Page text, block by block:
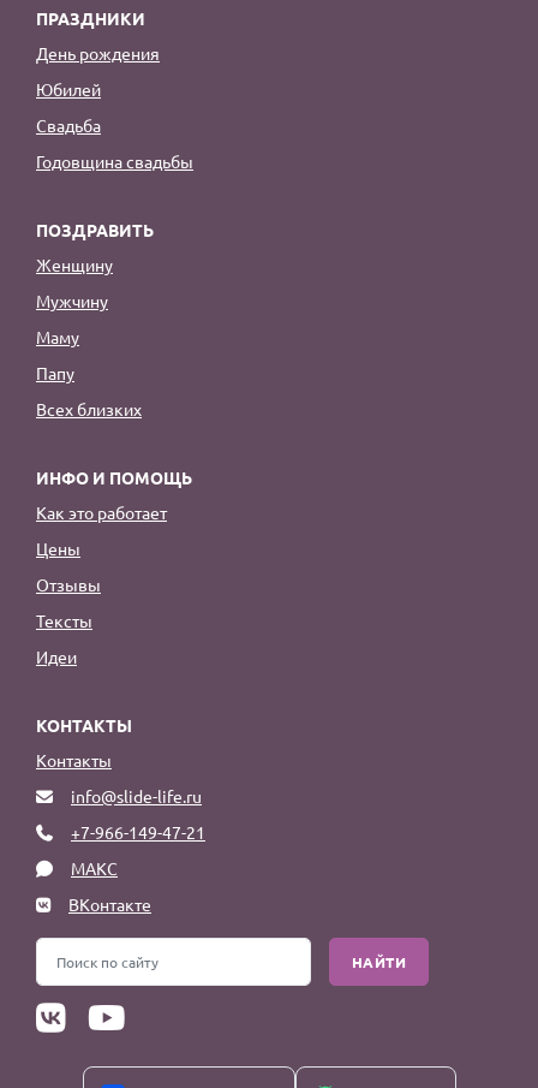
ПРАЗДНИКИ
День рождения
Юбилей
Свадьба
Годовщина свадьбы
ПОЗДРАВИТЬ
Женщину
Мужчину
Маму
Папу
Всех близких
ИНФО И ПОМОЩЬ
Как это работает
Цены
Отзывы
Тексты
Идеи
КОНТАКТЫ
Контакты
info@slide-life.ru
+7-966-149-47-21
МАКС
ВКонтакте
НАЙТИ